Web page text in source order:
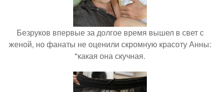
Безруков впервые за долгое время вышел в свет с
женой, но фанаты не оценили скромную красоту Анны:
"какая она скучная.